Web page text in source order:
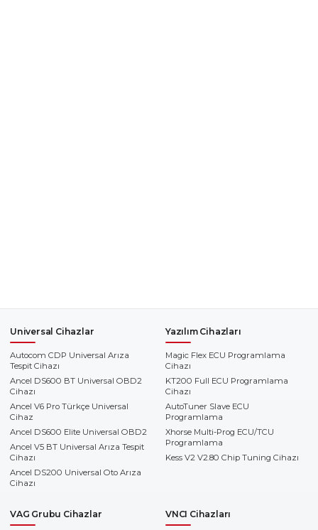
Universal Cihazlar
Autocom CDP Universal Arıza
Tespit Cihazı
Ancel DS600 BT Universal OBD2
Cihazı
Ancel V6 Pro Türkçe Universal
Cihaz
Ancel DS600 Elite Universal OBD2
Ancel V5 BT Universal Arıza Tespit
Cihazı
Ancel DS200 Universal Oto Arıza
Cihazı
Yazılım Cihazları
Magic Flex ECU Programlama
Cihazı
KT200 Full ECU Programlama
Cihazı
AutoTuner Slave ECU
Programlama
Xhorse Multi-Prog ECU/TCU
Programlama
Kess V2 V2.80 Chip Tuning Cihazı
VAG Grubu Cihazlar VNCI Cihazları